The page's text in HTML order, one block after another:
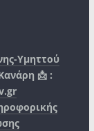
Υμηττού
📩 :